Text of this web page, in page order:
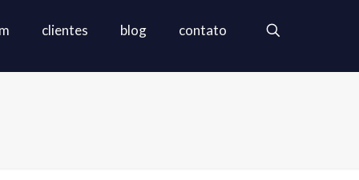
clientes blog contato